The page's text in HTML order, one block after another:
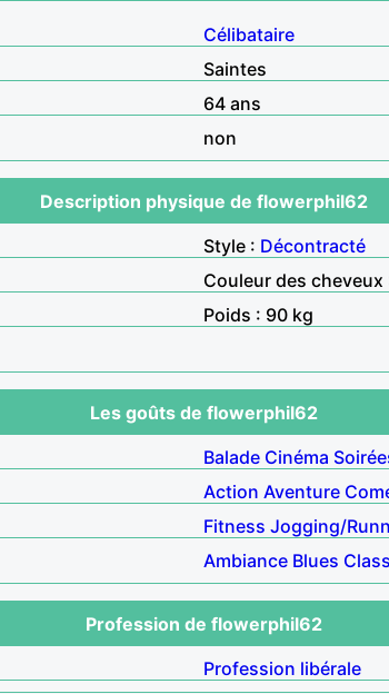
Célibataire
Saintes
64 ans
non
Description physique de flowerphil62
Style : Décontracté
Couleur des cheveux
Poids : 90 kg
Les goûts de flowerphil62
Balade Cinéma
Action Aventure
Fitness Jogging/
Ambiance Blues
Profession de flowerphil62
Profession libérale